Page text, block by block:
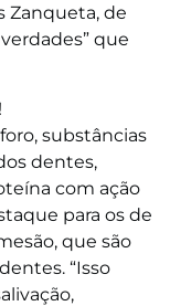
Zanqueta, de
que
substâncias
dentes,
com ação
para os de
que são
“Isso